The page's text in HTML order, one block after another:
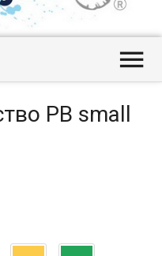

PB small